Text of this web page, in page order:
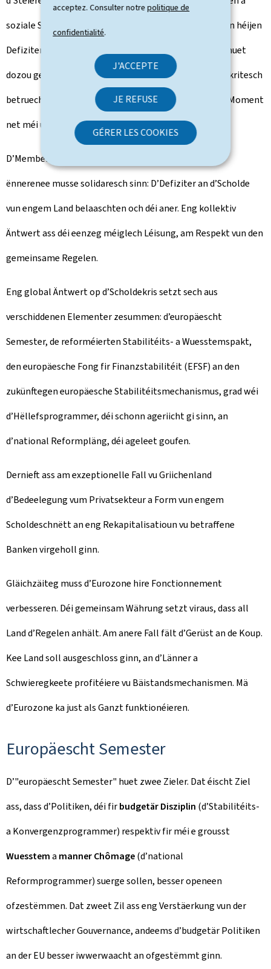
acceptez. Consulter notrepolitique de
confidentialité.
J'ACCEPTE
JE REFUSE
GÉRER LES COOKIES
soziale Spannunge gefouert hunn. D’Kombinatioun vun héijen
Defiziter a Scholden an engem schwaache Wuesstem huet
dozou gefouert, dass d’Finanzmäert d’Eurozone ganz kritesch
betruechten a Griichenland, Irland a Portugal sech de Moment
net méi um Finanzmaart refinanzéiere kënnen.
D’Memberstaate si sech voll a ganz bewosst, dass si
ënnerenee musse solidaresch sinn: D’Defiziter an d’Scholde
vun engem Land belaaschten och déi aner. Eng kollektiv
Äntwert ass déi eenzeg méiglech Léisung, am Respekt vun den
gemeinsame Regelen.
Eng global Äntwert op d’Scholdekris setzt sech aus
verschiddenen Elementer zesummen: d’europäescht
Semester, de reforméierten Stabilitéits- a Wuesstemspakt,
den europäesche Fong fir Finanzstabilitéit (EFSF) an den
zukünftegen europäesche Stabilitéitsmechanismus, grad wéi
d’Hëllefsprogrammer, déi schonn ageriicht gi sinn, an
d’national Reformpläng, déi ageleet goufen.
Dernieft ass am exzeptionelle Fall vu Griichenland
d’Bedeelegung vum Privatsekteur a Form vun engem
Scholdeschnëtt an eng Rekapitalisatioun vu betraffene
Banken virgeholl ginn.
Gläichzäiteg muss d’Eurozone hire Fonctionnement
verbesseren. Déi gemeinsam Währung setzt viraus, dass all
Land d’Regelen anhält. Am anere Fall fält d’Gerüst an de Koup.
Kee Land soll ausgeschloss ginn, an d’Länner a
Schwieregkeete profitéiere vu Bäistandsmechanismen. Mä
d’Eurozone ka just als Ganzt funktionéieren.
Europäescht Semester
D’"europäescht Semester" huet zwee Zieler. Dat éischt Ziel
ass, dass d’Politiken, déi firbudgetär Disziplin (d’Stabilitéits-
a Konvergenzprogrammer) respektiv fir méi e grousst
Wuesstema manner Chômage(d’national
Reformprogrammer) suerge sollen, besser openeen
ofzestëmmen. Dat zweet Zil ass eng Verstäerkung vun der
wirtschaftlecher Gouvernance, andeems d’budgetär Politiken
an der EU besser iwwerwaacht an ofgestëmmt ginn.